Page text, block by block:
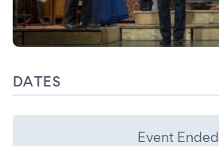
DATES
Event Ended